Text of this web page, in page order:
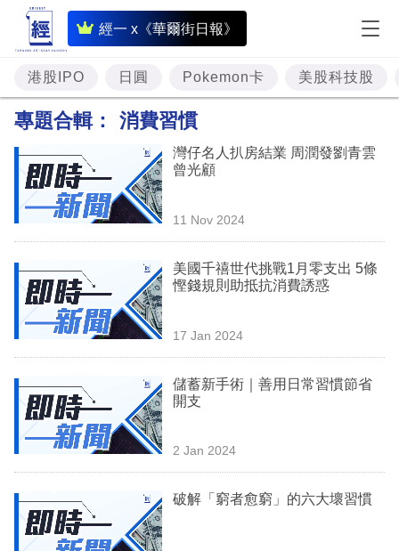
經一 x《華爾街日報》
即
時
財
經
投
資
理
業
科
技
場
港股IPO 日圓 Pokemon卡 美股科技股
專題合輯： 消費習慣
灣仔名人扒房結業 周潤發劉青雲
曾光顧
11 Nov 2024
美國千禧世代挑戰1月零支出 5條
慳錢規則助抵抗消費誘惑
17 Jan 2024
儲蓄新手術｜善用日常習慣節省
開支
2 Jan 2024
破解「窮者愈窮」的六大壞習慣